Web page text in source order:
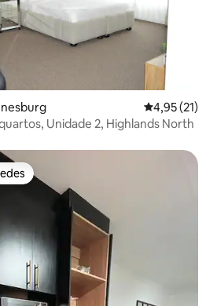
4,95 de uma
4,95 (21)
Unidade 2, Highlands North
dos hóspedes